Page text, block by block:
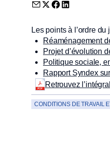
Envoyer par email
Partager sur
Partager sur
Partager sur
Les points à l’ordre
Réaménagement
Projet d’évolution
Politique sociale,
Rapport Syndex
Retrouvez
CONDITIONS DE TRAVAIL